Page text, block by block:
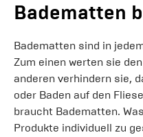
Badematten
Badematten sind in
Zum einen werten sie
anderen verhindern sie,
oder Baden auf den
braucht Badematten.
Produkte individuell zu